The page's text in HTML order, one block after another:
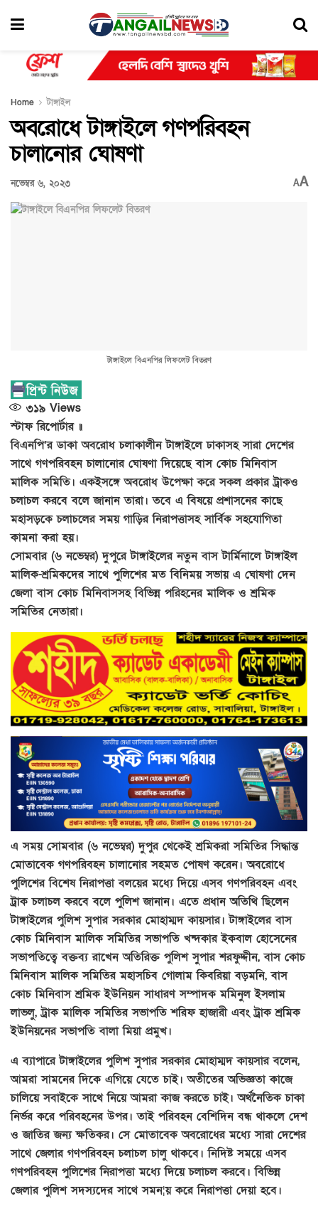
Home টাঙ্গাইল
অবরোধে টাঙ্গাইলে গণপরিবহন
চালানোর ঘোষণা
নভেম্বর ৬, ২০২৩ AA
টাঙ্গাইলে বিএনপির লিফলেট বিতরণ
৩১৯ Views
স্টাফ রিপোর্টার ॥
বিএনপি’র ডাকা অবরোধ চলাকালীন টাঙ্গাইলে ঢাকাসহ সারা দেশের
সাথে গণপরিবহন চালানোর ঘোষণা দিয়েছে বাস কোচ মিনিবাস
মালিক সমিতি। একইসঙ্গে অবরোধ উপেক্ষা করে সকল প্রকার ট্রাকও
চলাচল করবে বলে জানান তারা। তবে এ বিষয়ে প্রশাসনের কাছে
মহাসড়কে চলাচলের সময় গাড়ির নিরাপত্তাসহ সার্বিক সহযোগিতা
কামনা করা হয়।
সোমবার (৬ নভেম্বর) দুপুরে টাঙ্গাইলের নতুন বাস টার্মিনালে টাঙ্গাইল
মালিক-শ্রমিকদের সাথে পুলিশের মত বিনিময় সভায় এ ঘোষণা দেন
জেলা বাস কোচ মিনিবাসসহ বিভিন্ন পরিহনের মালিক ও শ্রমিক
সমিতির নেতারা।
এ সময় সোমবার (৬ নভেম্বর) দুপুর থেকেই শ্রমিকরা সমিতির সিদ্ধান্ত
মোতাবেক গণপরিবহন চালানোর সহমত পোষণ করেন। অবরোধে
পুলিশের বিশেষ নিরাপত্তা বলয়ের মধ্যে দিয়ে এসব গণপরিবহন এবং
ট্রাক চলাচল করবে বলে পুলিশ জানান। এতে প্রধান অতিথি ছিলেন
টাঙ্গাইলের পুলিশ সুপার সরকার মোহাম্মদ কায়সার। টাঙ্গাইলের বাস
কোচ মিনিবাস মালিক সমিতির সভাপতি খন্দকার ইকবাল হোসেনের
সভাপতিত্বে বক্তব্য রাখেন অতিরিক্ত পুলিশ সুপার শরফুদ্দীন, বাস কোচ
মিনিবাস মালিক সমিতির মহাসচিব গোলাম কিবরিয়া বড়মনি, বাস
কোচ মিনিবাস শ্রমিক ইউনিয়ন সাধারণ সম্পাদক মমিনুল ইসলাম
লাভলু, ট্রাক মালিক সমিতির সভাপতি শরিফ হাজারী এবং ট্রাক শ্রমিক
ইউনিয়নের সভাপতি বালা মিয়া প্রমুখ।
এ ব্যাপারে টাঙ্গাইলের পুলিশ সুপার সরকার মোহাম্মদ কায়সার বলেন,
আমরা সামনের দিকে এগিয়ে যেতে চাই। অতীতের অভিজ্ঞতা কাজে
চালিয়ে সবাইকে সাথে নিয়ে আমরা কাজ করতে চাই। অর্থনৈতিক চাকা
নির্ভর করে পরিবহনের উপর। তাই পরিবহন বেশিদিন বন্ধ থাকলে দেশ
ও জাতির জন্য ক্ষতিকর। সে মোতাবেক অবরোধের মধ্যে সারা দেশের
সাথে জেলার গণপরিবহন চলাচল চালু থাকবে। নিদিষ্ট সময়ে এসব
গণপরিবহন পুলিশের নিরাপত্তা মধ্যে দিয়ে চলাচল করবে। বিভিন্ন
জেলার পুলিশ সদস্যদের সাথে সমন¦য় করে নিরাপত্তা দেয়া হবে।